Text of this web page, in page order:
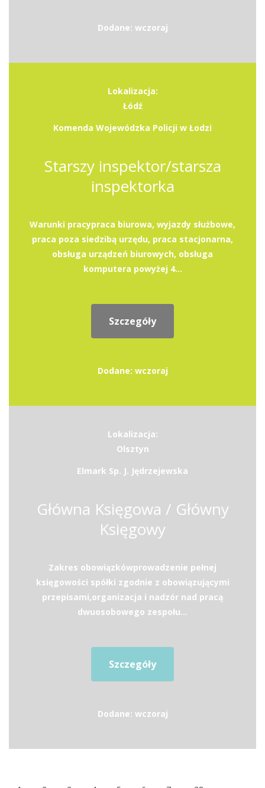
Dodane: wczoraj
Lokalizacja:
Łódź
Komenda Wojewódzka Policji w Łodzi
Starszy inspektor/starsza
inspektorka
Warunki pracypraca biurowa, wyjazdy służbowe,
praca poza siedzibą urzędu, praca stacjonarna,
obsługa urządzeń biurowych, obsługa
komputera powyżej 4...
Szczegóły
Dodane: wczoraj
Lokalizacja:
Olsztyn
Elmark Sp. J. Jędrzejewska
Główna Księgowa / Główny
Księgowy
Zakres obowiązkówprowadzenie pełnej
księgowości spółki zgodnie z obowiązującymi
przepisami,organizacja i nadzór nad pracą
dwuosobowego zespołu...
Szczegóły
Dodane: wczoraj